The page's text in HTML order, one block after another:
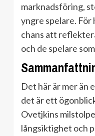
marknadsföring,
yngre spelare. För
chans att
och de spelare
Det här är mer än
det är ett
Ovetjkins
långsiktighet och